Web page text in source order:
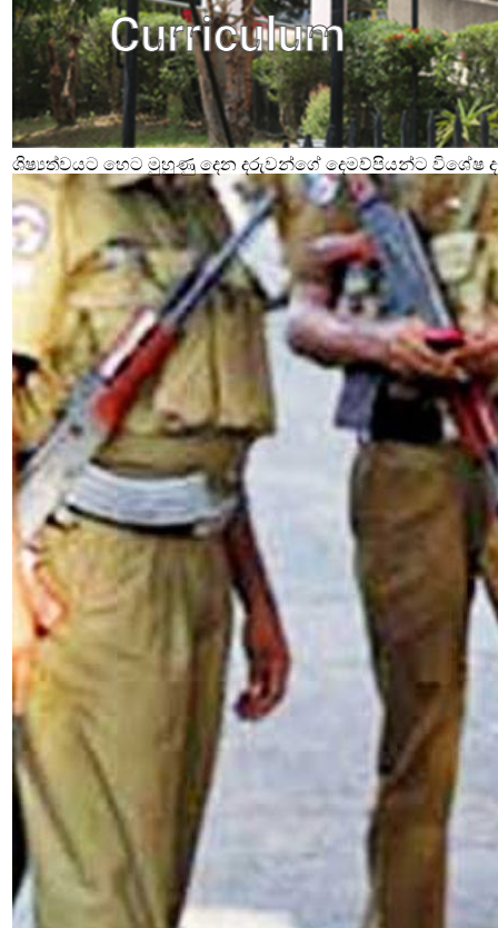
ශිෂ්‍යත්වයට හෙට මුහුණු දෙන දරුවන්ගේ දෙමව්පියන්ට විශේෂ